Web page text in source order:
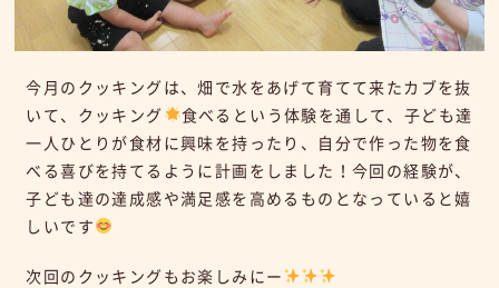
今月のクッキングは、畑で水をあげて育てて来たカブを抜
いて、クッキング
食べるという体験を通して、子ども達
一人ひとりが食材に興味を持ったり、自分で作った物を食
べる喜びを持てるように計画をしました！今回の経験が、
子ども達の達成感や満足感を高めるものとなっていると嬉
しいです
次回のクッキングもお楽しみにー